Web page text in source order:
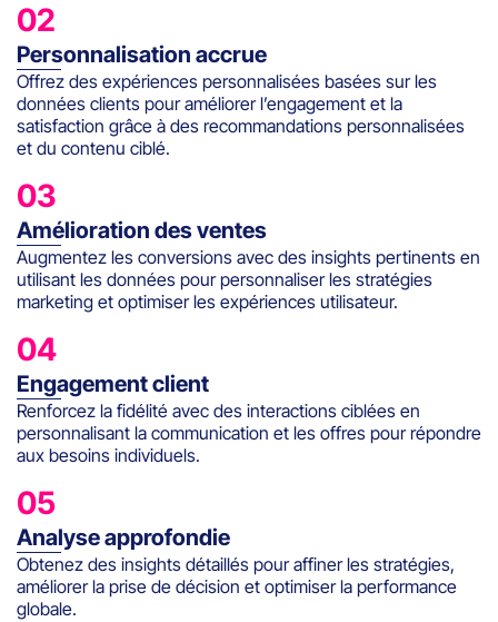
02
Personnalisation accrue
Offrez des expériences personnalisées basées sur les
données clients pour améliorer l’engagement et la
satisfaction grâce à des recommandations personnalisées
et du contenu ciblé.
03
Amélioration des ventes
Augmentez les conversions avec des insights pertinents en
utilisant les données pour personnaliser les stratégies
marketing et optimiser les expériences utilisateur.
04
Engagement client
Renforcez la fidélité avec des interactions ciblées en
personnalisant la communication et les offres pour répondre
aux besoins individuels.
05
Analyse approfondie
Obtenez des insights détaillés pour affiner les stratégies,
améliorer la prise de décision et optimiser la performance
globale.